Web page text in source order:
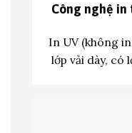
Công nghệ in
In UV (không
lớp vải dày, có